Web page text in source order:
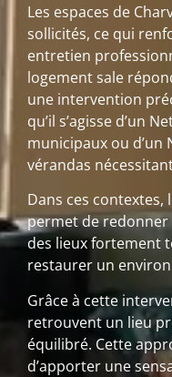
Les espaces de
sollicités, ce qui
entretien
logement sale
une intervention
qu’il s’agisse d’un
municipaux ou d’un
vérandas
Dans ces
permet de redonner
des lieux fortement
restaurer un
Grâce à cette
retrouvent un lieu
équilibré. Cette
d’apporter une